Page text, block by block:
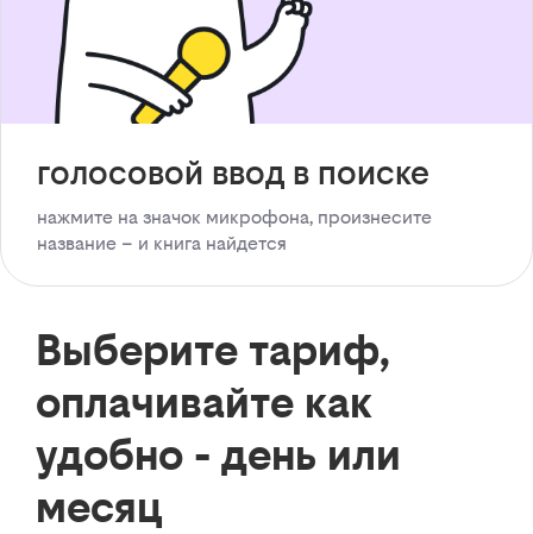
голосовой ввод в поиске
нажмите на значок микрофона, произнесите
название – и книга найдется
Выберите тариф,
оплачивайте как
удобно - день или
месяц